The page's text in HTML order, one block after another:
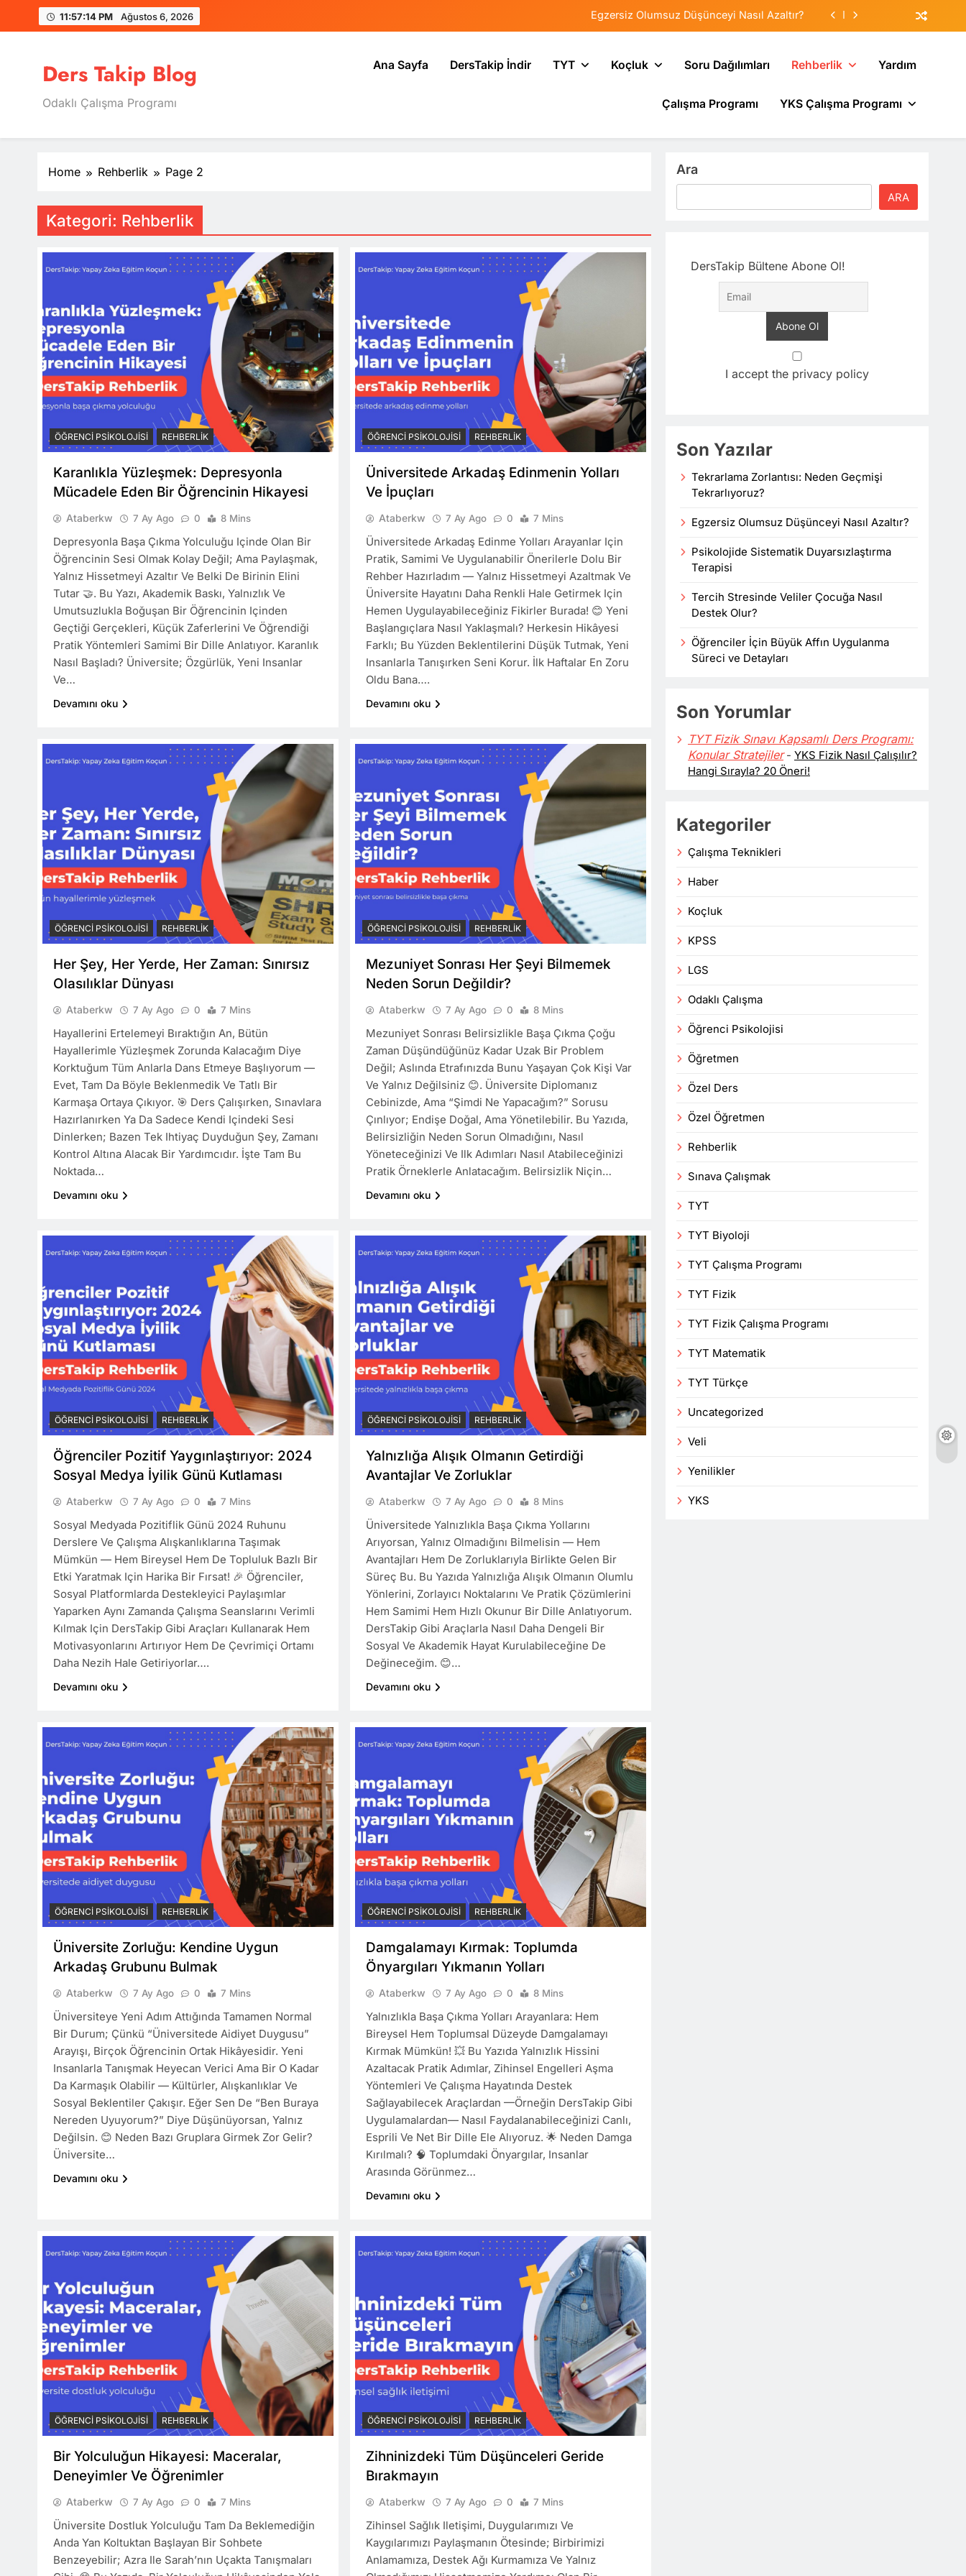
11:57:15 PM Ağustos 6, 2026 Egzersiz Olumsuz Düşünceyi Nasıl Azaltır?
Tercih Stresinde Veliler Çocuğa Nasıl Destek Olur?
Tekrarlama Zorlantısı: Neden Geçmişi Tekrarlıyoruz?
Egzersiz Olumsuz Düşünceyi Nasıl Azaltır?
Psikolojide Sistematik Duyarsızlaştırma Terapisi
Ders Takip Blog
Odaklı Çalışma Programı
Ana Sayfa DersTakip İndir TYT Koçluk Soru Dağılımları Rehberlik Yardım
Çalışma Programı YKS Çalışma Programı
Home Rehberlik Page 2
Kategori: Rehberlik
ÖĞRENCI PSIKOLOJISI REHBERLIK
Karanlıkla Yüzleşmek: Depresyonla
Mücadele Eden Bir Öğrencinin Hikayesi
Ataberkw 7 Ay Ago 0 8 Mins
Depresyonla Başa Çıkma Yolculuğu Içinde Olan Bir
Öğrencinin Sesi Olmak Kolay Değil; Ama Paylaşmak,
Yalnız Hissetmeyi Azaltır Ve Belki De Birinin Elini
Tutar 🤝. Bu Yazı, Akademik Baskı, Yalnızlık Ve
Umutsuzlukla Boğuşan Bir Öğrencinin Içinden
Geçtiği Gerçekleri, Küçük Zaferlerini Ve Öğrendiği
Pratik Yöntemleri Samimi Bir Dille Anlatıyor. Karanlık
Nasıl Başladı? Üniversite; Özgürlük, Yeni Insanlar
Ve…
Devamını oku
ÖĞRENCI PSIKOLOJISI REHBERLIK
Üniversitede Arkadaş Edinmenin Yolları
Ve İpuçları
Ataberkw 7 Ay Ago 0 7 Mins
Üniversitede Arkadaş Edinme Yolları Arayanlar Için
Pratik, Samimi Ve Uygulanabilir Önerilerle Dolu Bir
Rehber Hazırladım — Yalnız Hissetmeyi Azaltmak Ve
Üniversite Hayatını Daha Renkli Hale Getirmek Için
Hemen Uygulayabileceğiniz Fikirler Burada! 😊 Yeni
Başlangıçlara Nasıl Yaklaşmalı? Herkesin Hikâyesi
Farklı; Bu Yüzden Beklentilerini Düşük Tutmak, Yeni
Insanlarla Tanışırken Seni Korur. İlk Haftalar En Zoru
Oldu Bana….
Devamını oku
ÖĞRENCI PSIKOLOJISI REHBERLIK
Her Şey, Her Yerde, Her Zaman: Sınırsız
Olasılıklar Dünyası
Ataberkw 7 Ay Ago 0 7 Mins
Hayallerini Ertelemeyi Bıraktığın An, Bütün
Hayallerimle Yüzleşmek Zorunda Kalacağım Diye
Korktuğum Tüm Anlarla Dans Etmeye Başlıyorum —
Evet, Tam Da Böyle Beklenmedik Ve Tatlı Bir
Karmaşa Ortaya Çıkıyor. 🎯 Ders Çalışırken, Sınavlara
Hazırlanırken Ya Da Sadece Kendi Içindeki Sesi
Dinlerken; Bazen Tek Ihtiyaç Duyduğun Şey, Zamanı
Kontrol Altına Alacak Bir Yardımcıdır. İşte Tam Bu
Noktada…
Devamını oku
ÖĞRENCI PSIKOLOJISI REHBERLIK
Mezuniyet Sonrası Her Şeyi Bilmemek
Neden Sorun Değildir?
Ataberkw 7 Ay Ago 0 8 Mins
Mezuniyet Sonrası Belirsizlikle Başa Çıkma Çoğu
Zaman Düşündüğünüz Kadar Uzak Bir Problem
Değil; Aslında Etrafınızda Bunu Yaşayan Çok Kişi Var
Ve Yalnız Değilsiniz 😊. Üniversite Diplomanız
Cebinizde, Ama “şimdi Ne Yapacağım?” Sorusu
Çınlıyor; Endişe Doğal, Ama Yönetilebilir. Bu Yazıda,
Belirsizliğin Neden Sorun Olmadığını, Nasıl
Yöneteceğinizi Ve Ilk Adımları Nasıl Atabileceğinizi
Pratik Örneklerle Anlatacağım. Belirsizlik Niçin…
Devamını oku
ÖĞRENCI PSIKOLOJISI REHBERLIK
Öğrenciler Pozitif Yaygınlaştırıyor: 2024
Sosyal Medya İyilik Günü Kutlaması
Ataberkw 7 Ay Ago 0 7 Mins
Sosyal Medyada Pozitiflik Günü 2024 Ruhunu
Derslere Ve Çalışma Alışkanlıklarına Taşımak
Mümkün — Hem Bireysel Hem De Topluluk Bazlı Bir
Etki Yaratmak Için Harika Bir Fırsat! 🎉 Öğrenciler,
Sosyal Platformlarda Destekleyici Paylaşımlar
Yaparken Aynı Zamanda Çalışma Seanslarını Verimli
Kılmak Için DersTakip Gibi Araçları Kullanarak Hem
Motivasyonlarını Artırıyor Hem De Çevrimiçi Ortamı
Daha Nezih Hale Getiriyorlar….
Devamını oku
ÖĞRENCI PSIKOLOJISI REHBERLIK
Yalnızlığa Alışık Olmanın Getirdiği
Avantajlar Ve Zorluklar
Ataberkw 7 Ay Ago 0 8 Mins
Üniversitede Yalnızlıkla Başa Çıkma Yollarını
Arıyorsan, Yalnız Olmadığını Bilmelisin — Hem
Avantajları Hem De Zorluklarıyla Birlikte Gelen Bir
Süreç Bu. Bu Yazıda Yalnızlığa Alışık Olmanın Olumlu
Yönlerini, Zorlayıcı Noktalarını Ve Pratik Çözümlerini
Hem Samimi Hem Hızlı Okunur Bir Dille Anlatıyorum.
DersTakip Gibi Araçlarla Nasıl Daha Dengeli Bir
Sosyal Ve Akademik Hayat Kurulabileceğine De
Değineceğim. 😊…
Devamını oku
ÖĞRENCI PSIKOLOJISI REHBERLIK
Üniversite Zorluğu: Kendine Uygun
Arkadaş Grubunu Bulmak
Ataberkw 7 Ay Ago 0 7 Mins
Üniversiteye Yeni Adım Attığında Tamamen Normal
Bir Durum; Çünkü “üniversitede Aidiyet Duygusu”
Arayışı, Birçok Öğrencinin Ortak Hikâyesidir. Yeni
Insanlarla Tanışmak Heyecan Verici Ama Bir O Kadar
Da Karmaşık Olabilir — Kültürler, Alışkanlıklar Ve
Sosyal Beklentiler Çakışır. Eğer Sen De “Ben Buraya
Nereden Uyuyorum?” Diye Düşünüyorsan, Yalnız
Değilsin. 😊 Neden Bazı Gruplara Girmek Zor Gelir?
Üniversite…
Devamını oku
ÖĞRENCI PSIKOLOJISI REHBERLIK
Damgalamayı Kırmak: Toplumda
Önyargıları Yıkmanın Yolları
Ataberkw 7 Ay Ago 0 8 Mins
Yalnızlıkla Başa Çıkma Yolları Arayanlara: Hem
Bireysel Hem Toplumsal Düzeyde Damgalamayı
Kırmak Mümkün! 💥 Bu Yazıda Yalnızlık Hissini
Azaltacak Pratik Adımlar, Zihinsel Engelleri Aşma
Yöntemleri Ve Çalışma Hayatında Destek
Sağlayabilecek Araçlardan —örneğin DersTakip Gibi
Uygulamalardan— Nasıl Faydalanabileceğinizi Canlı,
Esprili Ve Net Bir Dille Ele Alıyoruz. 🌟 Neden Damga
Kırılmalı? 🧠 Toplumdaki Önyargılar, Insanlar
Arasında Görünmez…
Devamını oku
ÖĞRENCI PSIKOLOJISI REHBERLIK
Bir Yolculuğun Hikayesi: Maceralar,
Deneyimler Ve Öğrenimler
Ataberkw 7 Ay Ago 0 7 Mins
Üniversite Dostluk Yolculuğu Tam Da Beklemediğin
Anda Yan Koltuktan Başlayan Bir Sohbete
Benzeyebilir; Azra Ile Sarah’nın Uçakta Tanışmaları
ÖĞRENCI PSIKOLOJISI REHBERLIK
Zihninizdeki Tüm Düşünceleri Geride
Bırakmayın
Ataberkw 7 Ay Ago 0 7 Mins
Zihinsel Sağlık Iletişimi, Duygularımızı Ve
Kaygılarımızı Paylaşmanın Ötesinde; Birbirimizi
Anlamamıza, Destek Ağı Kurmamıza Ve Yalnız
Ara
ARA
DersTakip Bültene Abone Ol!
I accept the privacy policy
Son Yazılar
Tekrarlama Zorlantısı: Neden Geçmişi
Tekrarlıyoruz?
Egzersiz Olumsuz Düşünceyi Nasıl Azaltır?
Psikolojide Sistematik Duyarsızlaştırma
Terapisi
Tercih Stresinde Veliler Çocuğa Nasıl
Destek Olur?
Öğrenciler İçin Büyük Affın Uygulanma
Süreci ve Detayları
Son Yorumlar
TYT Fizik Sınavı Kapsamlı Ders Programı:
Konular Stratejiler- YKS Fizik Nasıl Çalışılır?
Hangi Sırayla? 20 Öneri!
Kategoriler
Çalışma Teknikleri
Haber
Koçluk
KPSS
LGS
Odaklı Çalışma
Öğrenci Psikolojisi
Öğretmen
Özel Ders
Özel Öğretmen
Rehberlik
Sınava Çalışmak
TYT
TYT Biyoloji
TYT Çalışma Programı
TYT Fizik
TYT Fizik Çalışma Programı
TYT Matematik
TYT Türkçe
Uncategorized
Veli
Yenilikler
YKS